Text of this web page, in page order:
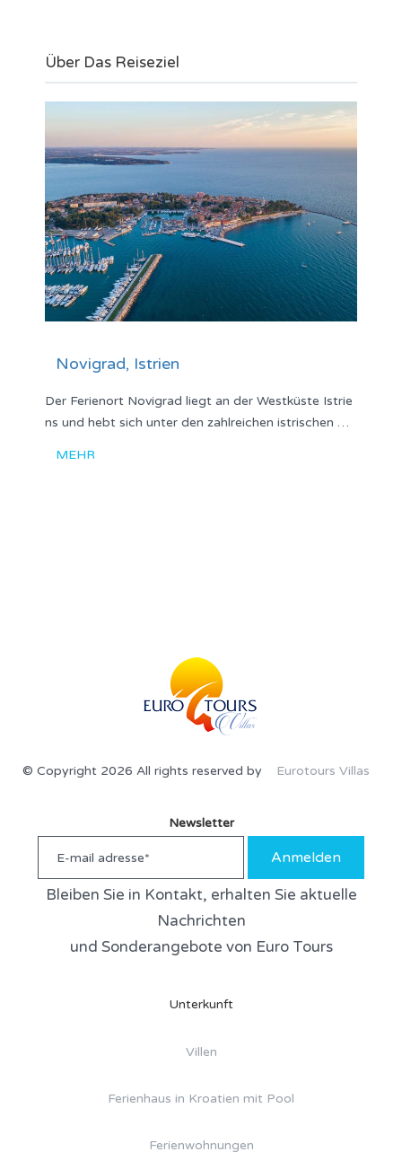
Über Das Reiseziel
Novigrad, Istrien
Der Ferienort Novigrad liegt an der Westküste Istrie
ns und hebt sich unter den zahlreichen istrischen …
MEHR
© Copyright 2026 All rights reserved by Eurotours Villas
Newsletter
Anmelden
Bleiben Sie in Kontakt, erhalten Sie aktuelle
Nachrichten
und Sonderangebote von Euro Tours
Unterkunft
Villen
Ferienhaus in Kroatien mit Pool
Ferienwohnungen